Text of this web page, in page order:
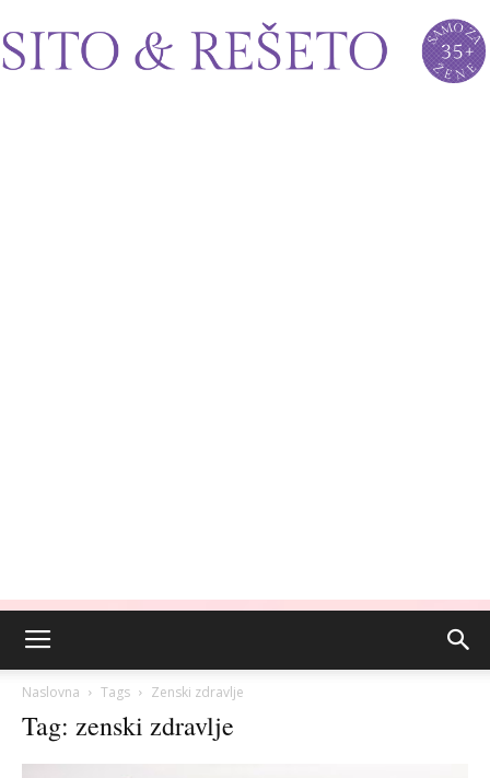
Naslovna Tags Zenski zdravlje
Tag: zenski zdravlje